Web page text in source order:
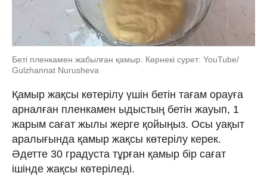
Беті пленкамен жабылған қамыр. Көрнекі сурет: YouTube/
Gulzhannat Nurusheva
Қамыр жақсы көтерілу үшін бетін тағам орауға
арналған пленкамен ыдыстың бетін жауып, 1
жарым сағат жылы жерге қойыңыз. Осы уақыт
аралығында қамыр жақсы көтерілу керек.
Әдетте 30 градуста тұрған қамыр бір сағат
ішінде жақсы көтеріледі.